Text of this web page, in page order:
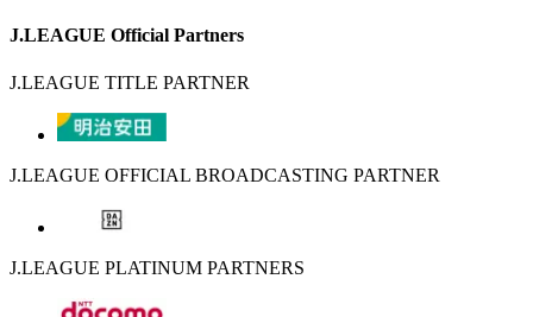
J.LEAGUE Official Partners
J.LEAGUE TITLE PARTNER
J.LEAGUE OFFICIAL BROADCASTING PARTNER
J.LEAGUE PLATINUM PARTNERS